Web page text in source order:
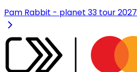
Pam Rabbit - planet 33 tour 2027